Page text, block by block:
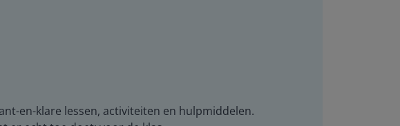
en-klare lessen, activiteiten en hulpmiddelen.